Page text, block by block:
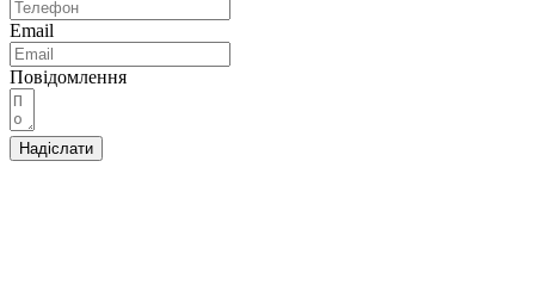
Email
Повідомлення
Надіслати